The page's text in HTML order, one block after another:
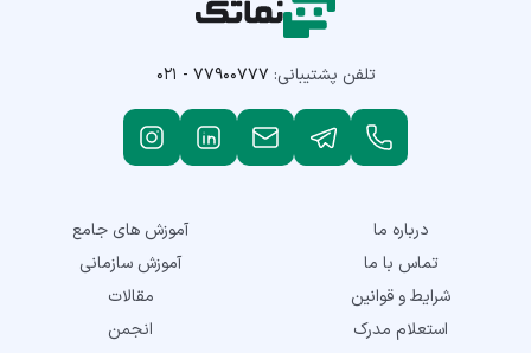
تلفن پشتیبانی: ۰۲۱ - ۷۷۹۰۰۷۷۷
درباره ما
تماس با ما
شرایط و قوانین
استعلام مدرک
آموزش های جامع
آموزش سازمانی
مقالات
انجمن